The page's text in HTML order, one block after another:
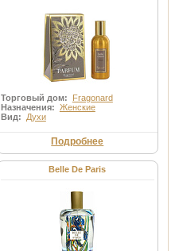
Торговый дом: Fragonard
Назначения: Женские
Вид: Духи
Подробнее
Belle De Paris